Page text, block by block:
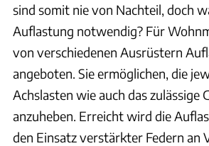
sind somit nie von Nachteil, doch
Auflastung notwendig? Für
von verschiedenen Ausrüstern
angeboten. Sie ermöglichen, die
Achslasten wie auch das zulässige
anzuheben. Erreicht wird die
den Einsatz verstärkter Federn an